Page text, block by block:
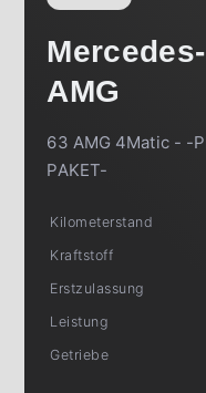
AMG
63 AMG 4Matic - -
PAKET-
Kilometerstand
Kraftstoff
Erstzulassung
Leistung
Getriebe